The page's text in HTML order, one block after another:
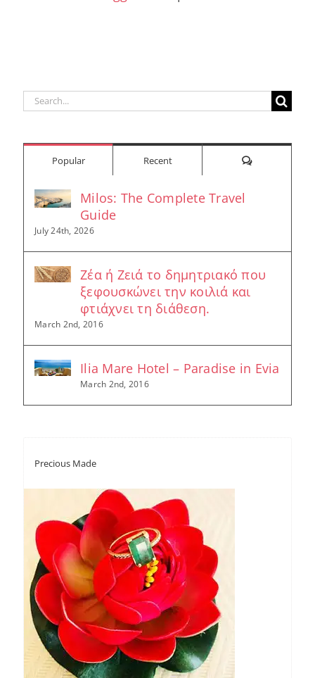
Search
Popular Recent Comments
Milos: The Complete Travel
Guide
July 24th, 2026
Ζέα ή Ζειά το δημητριακό που
ξεφουσκώνει την κοιλιά και
φτιάχνει τη διάθεση.
March 2nd, 2016
Ilia Mare Hotel – Paradise in Evia
March 2nd, 2016
Precious Made